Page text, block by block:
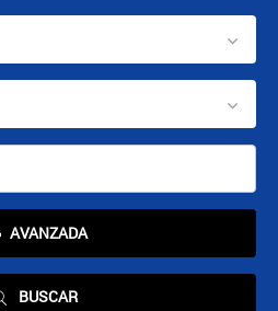
AVANZADA
BUSCAR